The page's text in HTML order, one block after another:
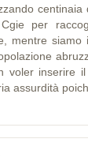
centinaia
per
mentre
voler inserire il
assurdità